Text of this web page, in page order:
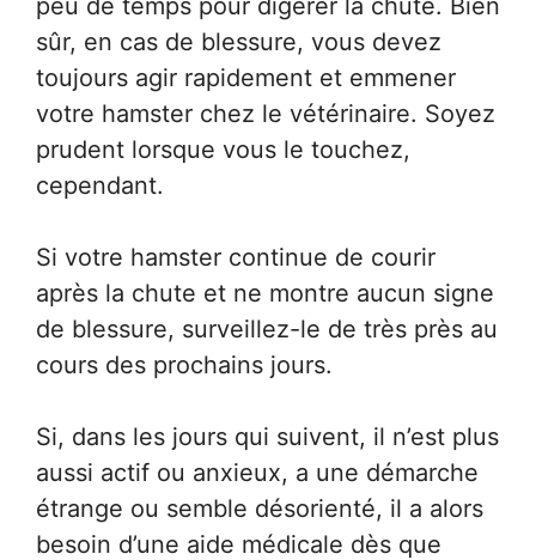
peu de temps pour digérer la chute. Bien
sûr, en cas de blessure, vous devez
toujours agir rapidement et emmener
votre hamster chez le vétérinaire. Soyez
prudent lorsque vous le touchez,
cependant.
Si votre hamster continue de courir
après la chute et ne montre aucun signe
de blessure, surveillez-le de très près au
cours des prochains jours.
Si, dans les jours qui suivent, il n’est plus
aussi actif ou anxieux, a une démarche
étrange ou semble désorienté, il a alors
besoin d’une aide médicale dès que